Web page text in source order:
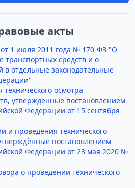
акты
1 июля 2011 года № 170-ФЗ "О
транспортных средств и о
в отдельные законодательные
осмотра
утверждённые постановлением
Федерации от 15 сентября
и проведения технического
постановлением
Федерации от 23 мая 2020 №
о проведении технического